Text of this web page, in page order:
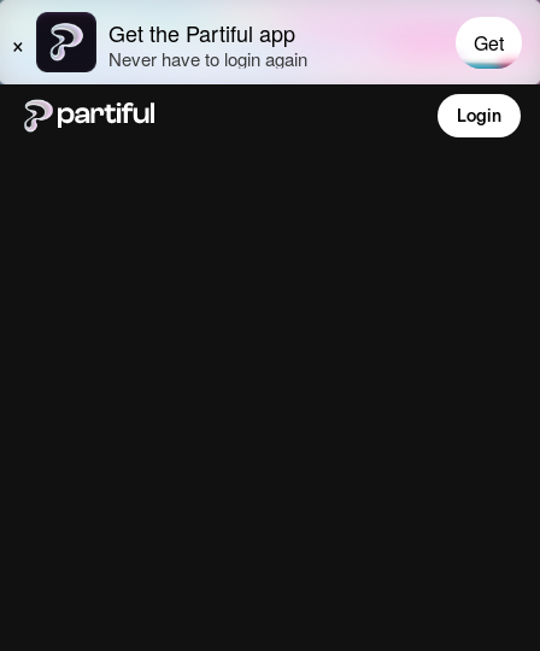
Login